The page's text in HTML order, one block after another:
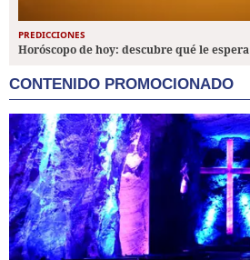
PREDICCIONES
Horóscopo de hoy: descubre qué le
CONTENIDO PROMOCIONADO